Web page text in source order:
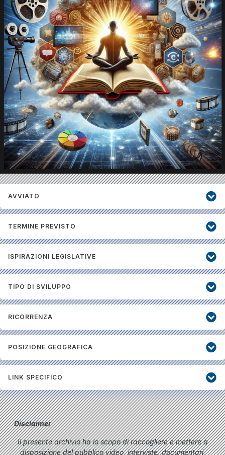
AVVIATO
TERMINE PREVISTO
ISPIRAZIONI LEGISLATIVE
TIPO DI SVILUPPO
RICORRENZA
POSIZIONE GEOGRAFICA
LINK SPECIFICO
Disclaimer
Il presente archivio ha lo scopo di raccogliere e mettere a
disposizione del pubblico video, interviste, documentari,